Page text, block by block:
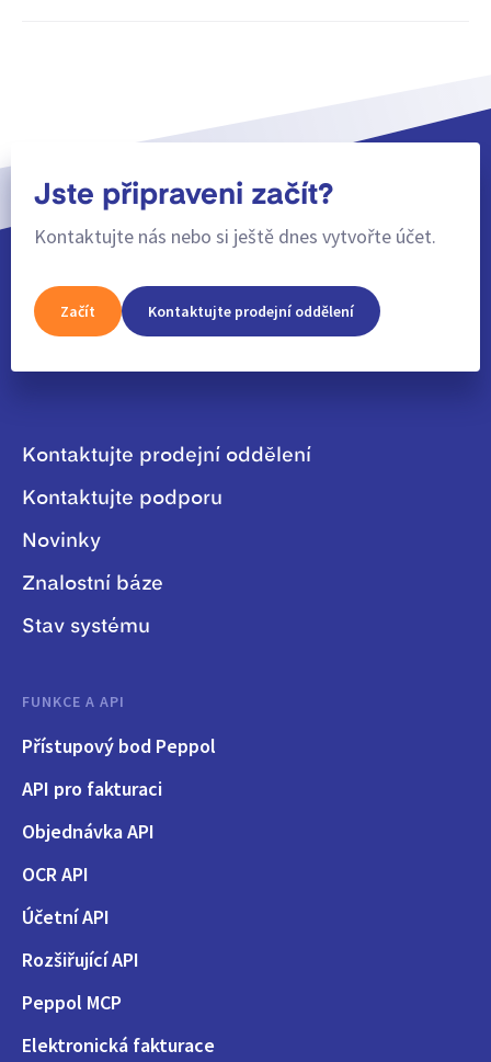
Jste připraveni začít?
Kontaktujte nás nebo si ještě dnes vytvořte účet.
Začít Kontaktujte prodejní oddělení
Kontaktujte prodejní oddělení
Kontaktujte podporu
Novinky
Znalostní báze
Stav systému
FUNKCE A API
Přístupový bod Peppol
API pro fakturaci
Objednávka API
OCR API
Účetní API
Rozšiřující API
Peppol MCP
Elektronická fakturace